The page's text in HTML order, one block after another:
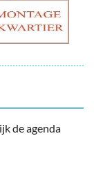
de agenda